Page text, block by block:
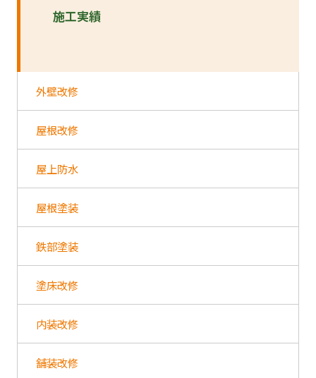
施工実績
外壁改修
屋根改修
屋上防水
屋根塗装
鉄部塗装
塗床改修
内装改修
舗装改修